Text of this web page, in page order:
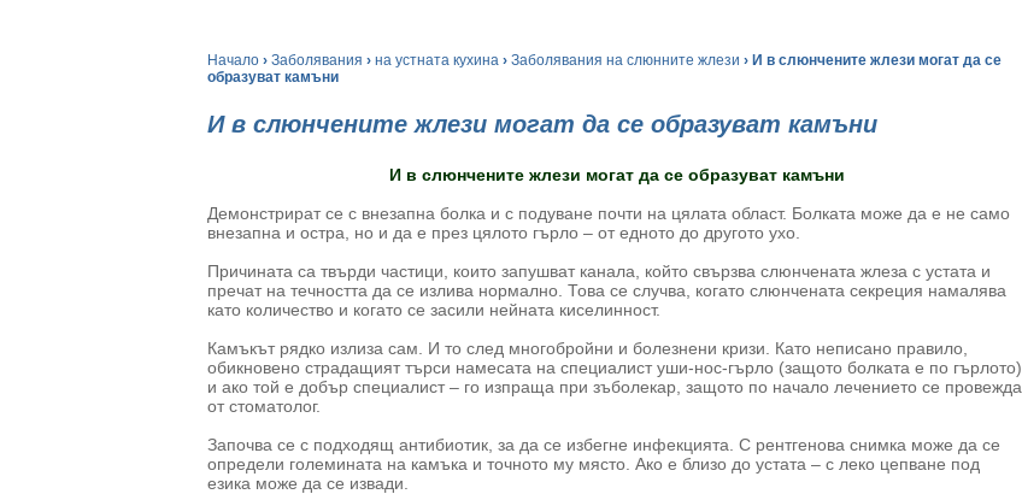
Начало › Заболявания › на устната кухина › Заболявания на слюнните жлези › И в слюнчените жлези могат да се
образуват камъни
И в слюнчените жлези могат да се образуват камъни
И в слюнчените жлези могат да се образуват камъни
Демонстрират се с внезапна болка и с подуване почти на цялата област. Болката може да е не само
внезапна и остра, но и да е през цялото гърло – от едното до другото ухо.
Причината са твърди частици, които запушват канала, който свързва слюнчената жлеза с устата и
пречат на течността да се излива нормално. Това се случва, когато слюнчената секреция намалява
като количество и когато се засили нейната киселинност.
Камъкът рядко излиза сам. И то след многобройни и болезнени кризи. Като неписано правило,
обикновено страдащият търси намесата на специалист уши-нос-гърло (защото болката е по гърлото)
и ако той е добър специалист – го изпраща при зъболекар, защото по начало лечението се провежда
от стоматолог.
Започва се с подходящ антибиотик, за да се избегне инфекцията. С рентгенова снимка може да се
определи големината на камъка и точното му място. Ако е близо до устата – с леко цепване под
езика може да се извади.